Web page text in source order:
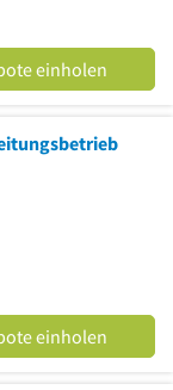
einholen
einholen